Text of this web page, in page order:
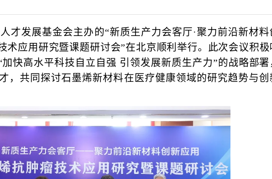
才发展基金会主办的“新质生产力会客厅·聚力前沿新材料
应用研究暨课题研讨会”在北京顺利举行。此次会议积极
快高水平科技自立自强 引领发展新质生产力”的战略部署
，共同探讨石墨烯新材料在医疗健康领域的研究趋势与创